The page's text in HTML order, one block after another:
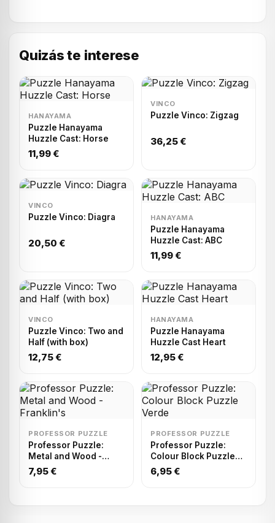
Quizás te interese
HANAYAMA
Puzzle Hanayama
Huzzle Cast: Horse
11,99 €
VINCO
Puzzle Vinco: Zigzag
36,25 €
VINCO
Puzzle Vinco: Diagra
20,50 €
HANAYAMA
Puzzle Hanayama
Huzzle Cast: ABC
11,99 €
VINCO
Puzzle Vinco: Two and
Half (with box)
12,75 €
HANAYAMA
Puzzle Hanayama
Huzzle Cast Heart
12,95 €
PROFESSOR PUZZLE
Professor Puzzle:
Metal and Wood -
Franklin's
7,95 €
PROFESSOR PUZZLE
Professor Puzzle:
Colour Block Puzzle
Verde
6,95 €